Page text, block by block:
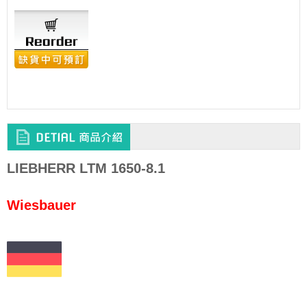
LIEBHERR LTM 1650-8.1
Wiesbauer